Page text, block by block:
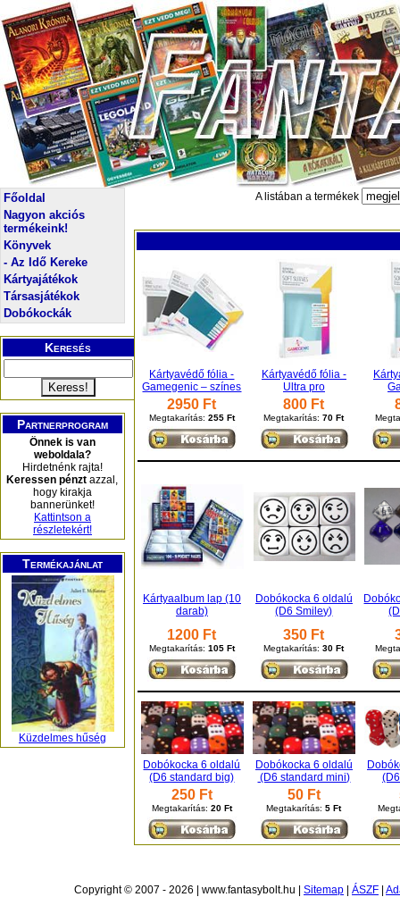
Főoldal
Nagyon akciós
termékeink!
Könyvek
- Az Idő Kereke
Kártyajátékok
Társasjátékok
Dobókockák
Keresés
Partnerprogram
Önnek is van
weboldala?
Hirdetnénk rajta!
Keressen pénzt azzal,
hogy kirakja
bannerünket!
Kattintson a
részletekért!
Termékajánlat
Küzdelmes hűség
A listában a termékek
Kártyavédő fólia -
Gamegenic – színes
Kártyavédő fólia -
Ultra pro
2950 Ft
Megtakarítás: 255 Ft
800 Ft
Megtakarítás:70 Ft
Kártyaalbum lap (10
darab)
Dobókocka 6 oldalú
(D6 Smiley)
1200 Ft
Megtakarítás: 105 Ft
350 Ft
Megtakarítás:30 Ft
Dobókocka 6 oldalú
(D6 standard big)
Dobókocka 6 oldalú
(D6 standard mini)
250 Ft
Megtakarítás: 20 Ft
50 Ft
Megtakarítás:5 Ft
Copyright © 2007 - 2026 | www.fantasybolt.hu | Sitemap ÁSZF